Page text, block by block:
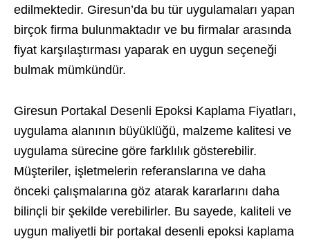
edilmektedir. Giresun’da bu tür uygulamaları yapan
birçok firma bulunmaktadır ve bu firmalar arasında
fiyat karşılaştırması yaparak en uygun seçeneği
bulmak mümkündür.
Giresun Portakal Desenli Epoksi Kaplama Fiyatları,
uygulama alanının büyüklüğü, malzeme kalitesi ve
uygulama sürecine göre farklılık gösterebilir.
Müşteriler, işletmelerin referanslarına ve daha
önceki çalışmalarına göz atarak kararlarını daha
bilinçli bir şekilde verebilirler. Bu sayede, kaliteli ve
uygun maliyetli bir portakal desenli epoksi kaplama